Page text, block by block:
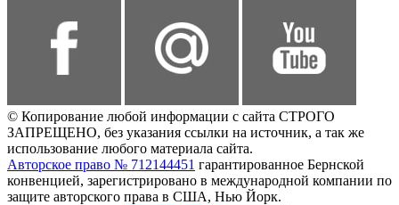
© Копирование любой информации с сайта СТРОГО
ЗАПРЕЩЕНО, без указания ссылки на источник, а так же
использование любого материала сайта.
Авторское право № 712144451 гарантированное Бернской
конвенцией, зарегистрировано в международной компании по
защите авторского права в США, Нью Йорк.